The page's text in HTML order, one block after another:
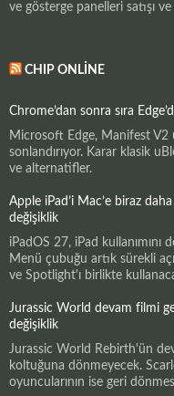
ve gösterge panelleri satışı
CHIP ONLINE
Chrome’dan sonra sıra
Microsoft Edge, Manifest V2
sonlandırıyor. Karar klasik
ve alternatifler.
Apple iPad’i Mac’e biraz
değişiklik
iPadOS 27, iPad
Menü çubuğu artık sürekli
ve Spotlight'ı birlikte
Jurassic World devam filmi
değişiklik
Jurassic World Rebirth'ün
koltuğuna dönmeyecek.
oyuncularının ise geri